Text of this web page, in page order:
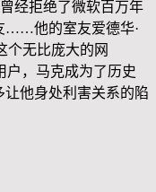
经拒绝了微软百万年
……他的室友爱德华·
个无比庞大的网
，马克成为了历史
他身处利害关系的陷